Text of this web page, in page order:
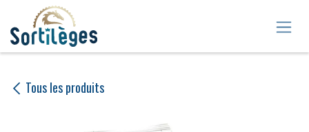
Se rendre au contenu
Tous les produits